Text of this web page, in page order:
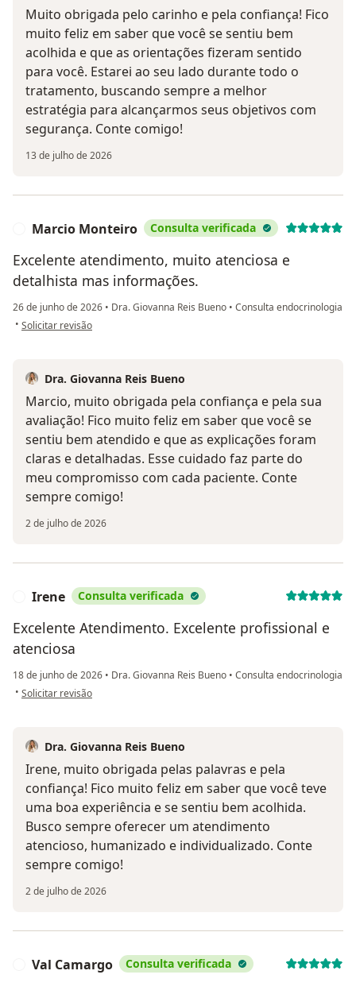
Muito obrigada pelo carinho e pela confiança! Fico
muito feliz em saber que você se sentiu bem
acolhida e que as orientações fizeram sentido
para você. Estarei ao seu lado durante todo o
tratamento, buscando sempre a melhor
estratégia para alcançarmos seus objetivos com
segurança. Conte comigo!
13 de julho de 2026
Marcio Monteiro Consulta verificada
Excelente atendimento, muito atenciosa e
detalhista mas informações.
26 de junho de 2026 • Dra. Giovanna Reis Bueno • Consulta endocrinologia
• na opinião do utilizador Marcio Monteiro
Solicitar revisão
Dra. Giovanna Reis Bueno
Marcio, muito obrigada pela confiança e pela sua
avaliação! Fico muito feliz em saber que você se
sentiu bem atendido e que as explicações foram
claras e detalhadas. Esse cuidado faz parte do
meu compromisso com cada paciente. Conte
sempre comigo!
2 de julho de 2026
Irene Consulta verificada
Excelente Atendimento. Excelente profissional e
atenciosa
18 de junho de 2026 • Dra. Giovanna Reis Bueno • Consulta endocrinologia
• na opinião do utilizador Irene
Solicitar revisão
Dra. Giovanna Reis Bueno
Irene, muito obrigada pelas palavras e pela
confiança! Fico muito feliz em saber que você teve
uma boa experiência e se sentiu bem acolhida.
Busco sempre oferecer um atendimento
atencioso, humanizado e individualizado. Conte
sempre comigo!
2 de julho de 2026
Val Camargo Consulta verificada